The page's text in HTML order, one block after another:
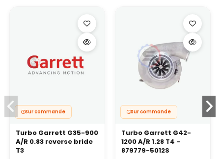
Sur commande
Turbo Garrett G35-900
A/R 0.83 reverse bride
T3
Sur commande
Turbo Garrett G42-
1200 A/R 1.28 T4 -
879779-5012S